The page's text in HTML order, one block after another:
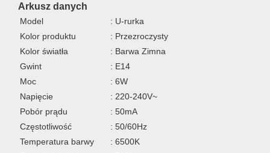
Arkusz danych
Model
: U-rurka
Kolor produktu
: Przezroczysty
Kolor światła
: Barwa Zimna
Gwint
: E14
Moc
: 6W
Napięcie
: 220-240V~
Pobór prądu
: 50mA
Częstotliwość
: 50/60Hz
Temperatura barwy
: 6500K